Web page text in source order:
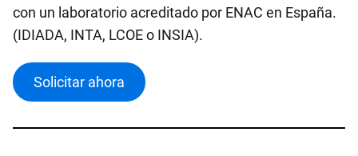
con un laboratorio acreditado por ENAC en España.
(IDIADA, INTA, LCOE o INSIA).
Solicitar ahora